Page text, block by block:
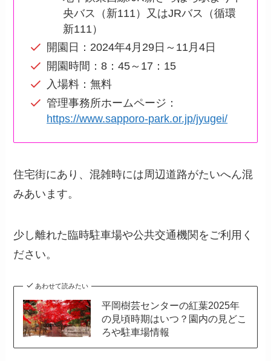
央バス（新111）又はJRバス（循環
新111）
開園日：2024年4月29日～11月4日
開園時間：8：45～17：15
入場料：無料
管理事務所ホームページ：
https://www.sapporo-park.or.jp/jyugei/
住宅街にあり、混雑時には周辺道路がたいへん混
みあいます。
少し離れた臨時駐車場や公共交通機関をご利用く
ださい。
あわせて読みたい
平岡樹芸センターの紅葉2025年
の見頃時期はいつ？園内の見どこ
ろや駐車場情報